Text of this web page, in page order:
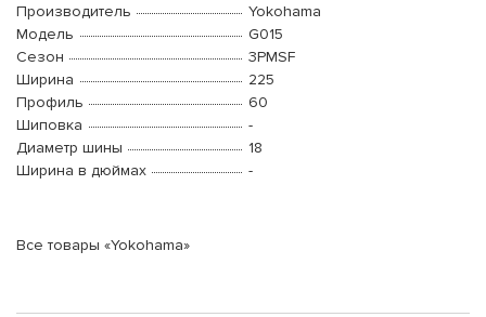
Производитель
Yokohama
Модель
G015
Сезон
3PMSF
Ширина
225
Профиль
60
Шиповка
-
Диаметр шины
18
Ширина в дюймах
-
Все товары «Yokohama»